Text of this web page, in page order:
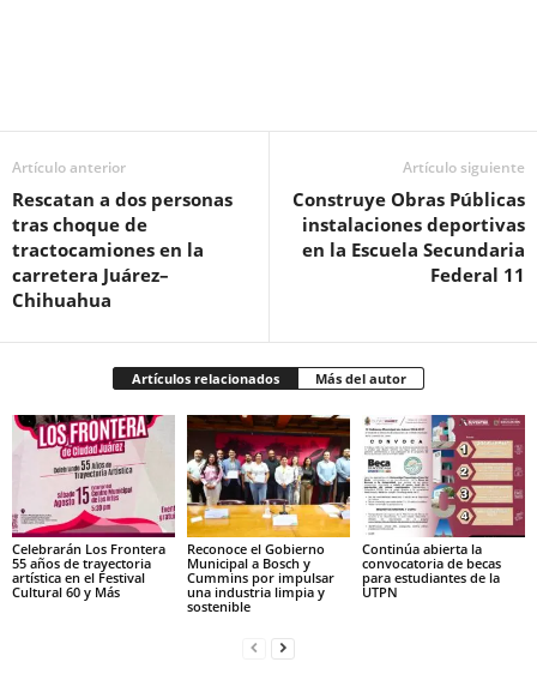
Artículo anterior
Rescatan a dos personas
tras choque de
tractocamiones en la
carretera Juárez–
Chihuahua
Artículo siguiente
Construye Obras Públicas
instalaciones deportivas
en la Escuela Secundaria
Federal 11
Artículos relacionados Más del autor
Celebrarán Los Frontera
55 años de trayectoria
artística en el Festival
Cultural 60 y Más
Reconoce el Gobierno
Municipal a Bosch y
Cummins por impulsar
una industria limpia y
sostenible
Continúa abierta la
convocatoria de becas
para estudiantes de la
UTPN